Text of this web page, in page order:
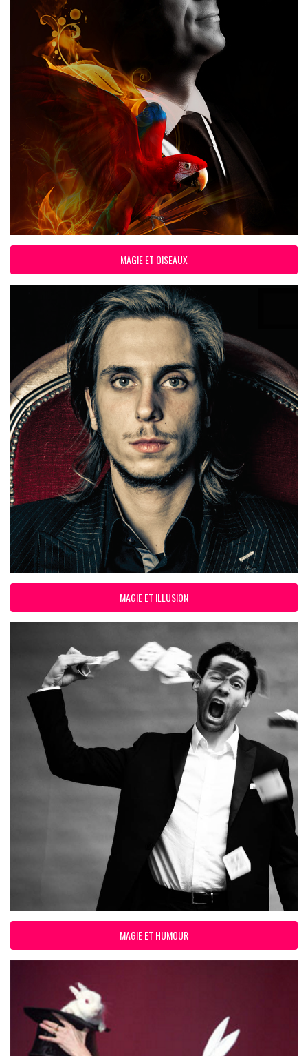
MAGIE ET OISEAUX
MAGIE ET ILLUSION
MAGIE ET HUMOUR